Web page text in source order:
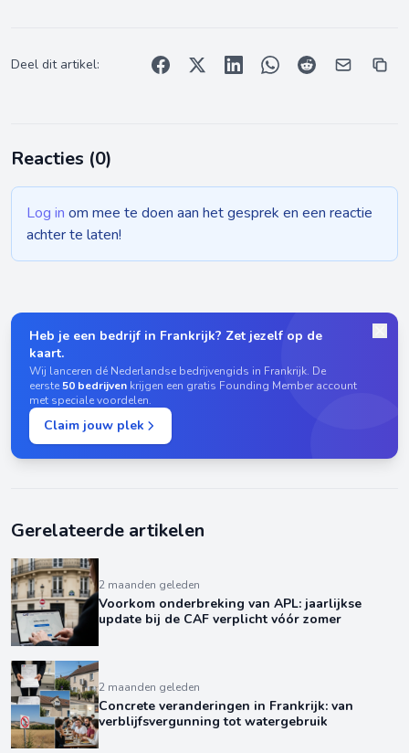
Deel dit artikel:
Reacties (0)
Log in om mee te doen aan het gesprek en een reactie
achter te laten!
Heb je een bedrijf in Frankrijk? Zet jezelf op de
kaart.
Wij lanceren dé Nederlandse bedrijvengids in Frankrijk. De
eerste50 bedrijven krijgen een gratis Founding Member account
met speciale voordelen.
Claim jouw plek
Gerelateerde artikelen
2 maanden geleden
Voorkom onderbreking van APL: jaarlijkse
update bij de CAF verplicht vóór zomer
2 maanden geleden
Concrete veranderingen in Frankrijk: van
verblijfsvergunning tot watergebruik